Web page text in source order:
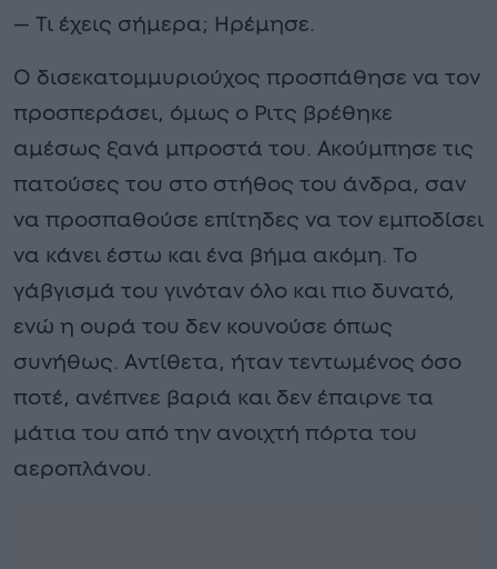
— Τι έχεις σήμερα; Ηρέμησε.
Ο δισεκατομμυριούχος προσπάθησε να τον
προσπεράσει, όμως ο Ριτς βρέθηκε
αμέσως ξανά μπροστά του. Ακούμπησε τις
πατούσες του στο στήθος του άνδρα, σαν
να προσπαθούσε επίτηδες να τον εμποδίσει
να κάνει έστω και ένα βήμα ακόμη. Το
γάβγισμά του γινόταν όλο και πιο δυνατό,
ενώ η ουρά του δεν κουνούσε όπως
συνήθως. Αντίθετα, ήταν τεντωμένος όσο
ποτέ, ανέπνεε βαριά και δεν έπαιρνε τα
μάτια του από την ανοιχτή πόρτα του
αεροπλάνου.